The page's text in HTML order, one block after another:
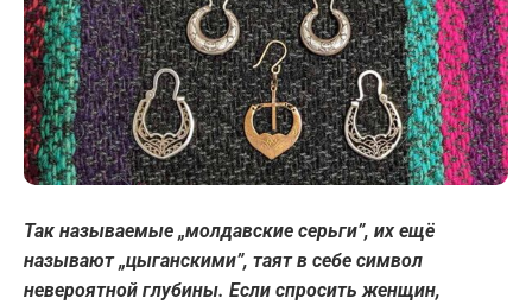
Так называемые „молдавские серьги”, их ещё
называют„цыганскими”, таят в себе символ
невероятной глубины. Если спросить женщин,